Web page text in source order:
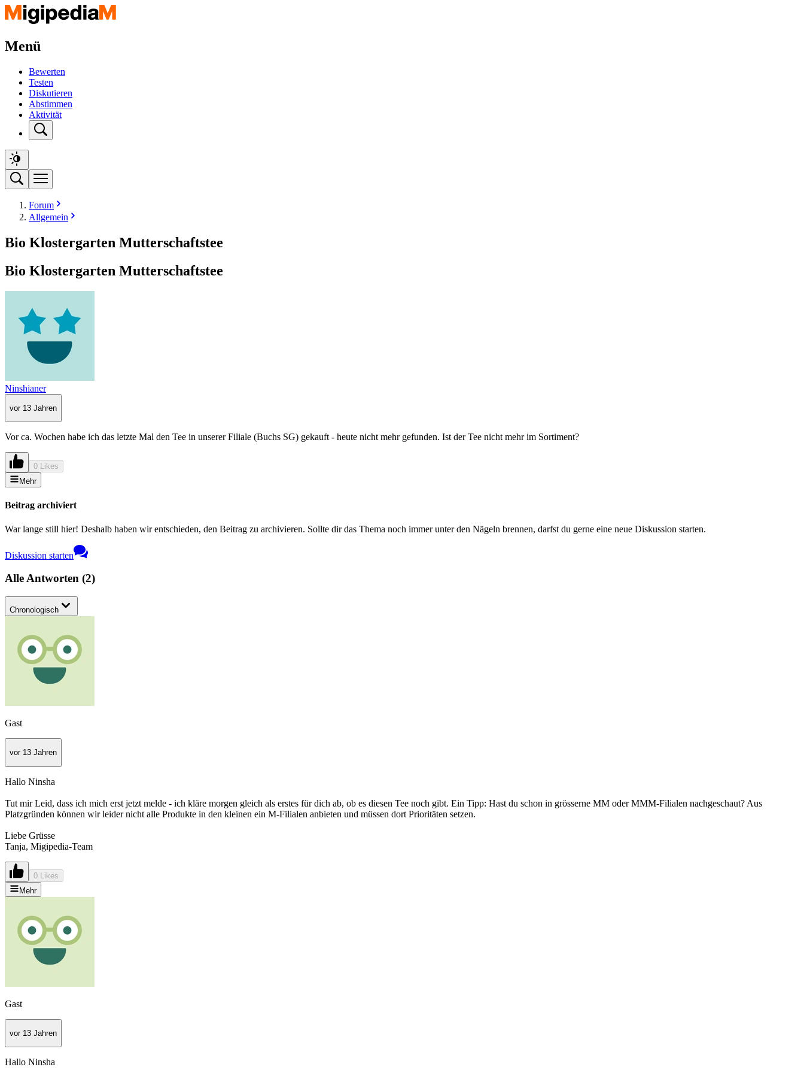
Menü
Bewerten
Testen
Diskutieren
Abstimmen
Aktivität
Forum
Allgemein
Bio Klostergarten Mutterschaftstee
Bio Klostergarten Mutterschaftstee
Ninshianer
vor 13 Jahren
Vor ca. Wochen habe ich das letzte Mal den Tee in unserer Filiale (Buchs SG) gekauft - heute nicht mehr gefunden. Ist der Tee nicht mehr im Sortiment?
0 Likes
Mehr
Beitrag archiviert
War lange still hier! Deshalb haben wir entschieden, den Beitrag zu archivieren. Sollte dir das Thema noch immer unter den Nägeln brennen, darfst du gerne eine neue Diskussion starten.
Diskussion starten
Alle Antworten (2)
Chronologisch
Gast
vor 13 Jahren
Hallo Ninsha
Tut mir Leid, dass ich mich erst jetzt melde - ich kläre morgen gleich als erstes für dich ab, ob es diesen Tee noch gibt. Ein Tipp: Hast du schon in grösserne MM oder MMM-Filialen nachgeschaut? Aus
Platzgründen können wir leider nicht alle Produkte in den kleinen ein M-Filialen anbieten und müssen dort Prioritäten setzen.
Liebe Grüsse
Tanja, Migipedia-Team
0 Likes
Mehr
Gast
vor 13 Jahren
Hallo Ninsha